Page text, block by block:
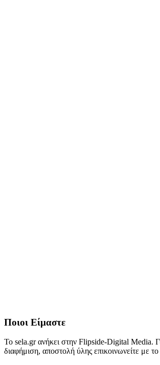
Ποιοι Είμαστε
Το sela.gr ανήκει στην Flipside-Digital Media.
διαφήμιση, αποστολή ύλης επικοινωνείτε με το